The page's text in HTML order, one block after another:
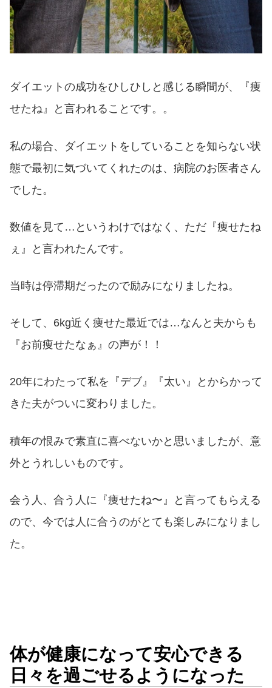
ダイエットの成功をひしひしと感じる瞬間が、『痩
せたね』と言われることです。。
私の場合、ダイエットをしていることを知らない状
態で最初に気づいてくれたのは、病院のお医者さん
でした。
数値を見て…というわけではなく、ただ『痩せたね
ぇ』と言われたんです。
当時は停滞期だったので励みになりましたね。
そして、6kg近く痩せた最近では…なんと夫からも
『お前痩せたなぁ』の声が！！
20年にわたって私を『デブ』『太い』とからかって
きた夫がついに変わりました。
積年の恨みで素直に喜べないかと思いましたが、意
外とうれしいものです。
会う人、合う人に『痩せたね〜』と言ってもらえる
ので、今では人に合うのがとても楽しみになりまし
た。
体が健康になって安心できる
日々を過ごせるようになった